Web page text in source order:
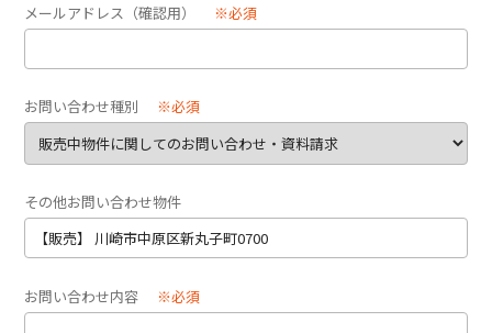
メールアドレス（確認用） ※必須
お問い合わせ種別 ※必須
その他お問い合わせ物件
お問い合わせ内容 ※必須